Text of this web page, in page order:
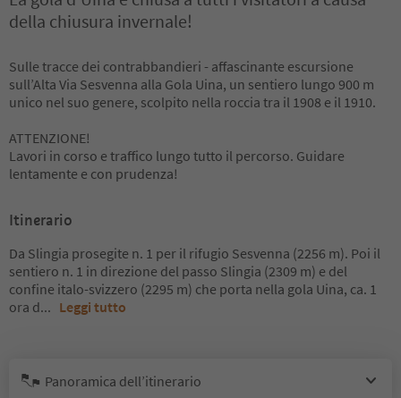
della chiusura invernale!
Sulle tracce dei contrabbandieri - affascinante escursione
sull’Alta Via Sesvenna alla Gola Uina, un sentiero lungo 900 m
unico nel suo genere, scolpito nella roccia tra il 1908 e il 1910.
ATTENZIONE!
Lavori in corso e traffico lungo tutto il percorso. Guidare
lentamente e con prudenza!
Itinerario
Da Slingia prosegite n. 1 per il rifugio Sesvenna (2256 m). Poi il
sentiero n. 1 in direzione del passo Slingia (2309 m) e del
confine italo-svizzero (2295 m) che porta nella gola Uina, ca. 1
ora d... Leggi tutto
Panoramica dell’itinerario